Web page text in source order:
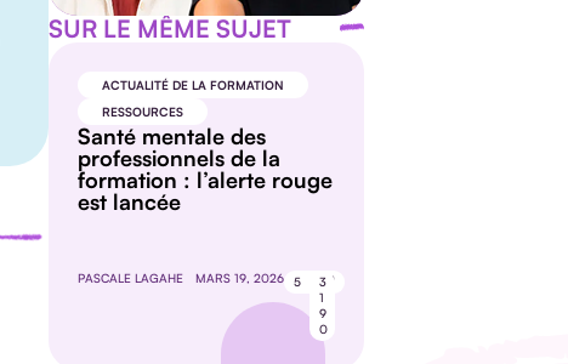
SUR LE MÊME SUJET
ACTUALITÉ DE LA FORMATION
RESSOURCES
Santé mentale des
professionnels de la
formation : l’alerte rouge
est lancée
PASCALE LAGAHE MARS 19, 2026 5
3
1
9
0